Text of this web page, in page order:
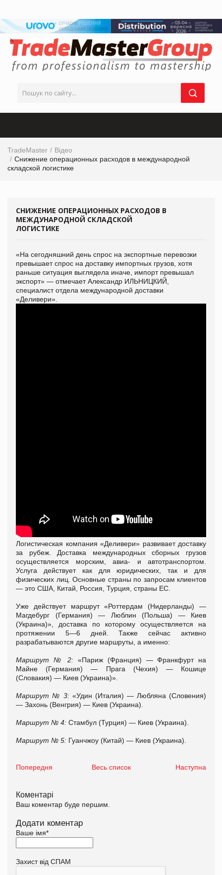
TradeMaster
Відео
Снижение операционных расходов в международной
складской логистике
СНИЖЕНИЕ ОПЕРАЦИОННЫХ РАСХОДОВ В
МЕЖДУНАРОДНОЙ СКЛАДСКОЙ
ЛОГИСТИКЕ
«На сегодняшний день спрос на экспортные перевозки
превышает спрос на доставку импортных грузов, хотя
раньше ситуация выглядела иначе, импорт превышал
экспорт» — отмечает Александр ИЛЬНИЦКИЙ,
специалист отдела международной доставки
«Деливери».
Логистическая компания «Деливери» развивает доставку
за рубеж. Доставка международных сборных грузов
осуществляется морским, авиа- и автотранспортом.
Услуга действует как для юридических, так и для
физических лиц. Основные страны по запросам клиентов
— это США, Китай, Россия, Турция, страны ЕС.
Уже действует маршрут «Роттердам (Нидерланды) —
Магдебург (Германия) — Люблин (Польша) — Киев
(Украина)», доставка по которому осуществляется на
протяжении 5—6 дней. Также сейчас активно
разрабатываются другие маршруты, а именно:
Маршрут № 2: «Париж (Франция) — Франкфурт на
Майне (Германия) — Прага (Чехия) — Кошице
(Словакия) — Киев (Украина)».
Маршрут № 3: «Удин (Италия) — Любляна (Словения)
— Захонь (Венгрия) — Киев (Украина).
Маршрут № 4: Стамбул (Турция) — Киев (Украина).
Маршрут № 5: Гуанчжоу (Китай) — Киев (Украина).
Попередня Весь список Наступна
Коментарі
Ваш коментар буде першим.
Додати коментар
Ваше імя*
Захист від СПАМ